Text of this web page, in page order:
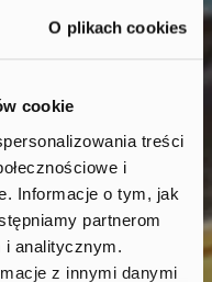
O plikach cookies
cookie
treści
i
Informacje o tym, jak
partnerom
analitycznym.
z innymi danymi